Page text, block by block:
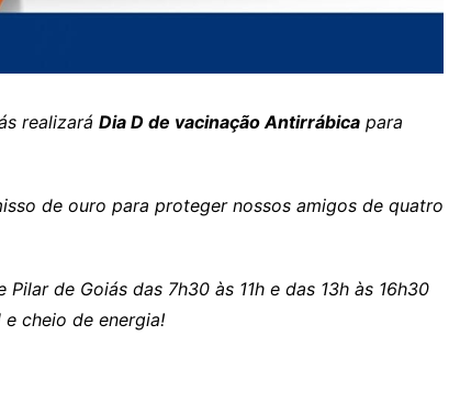
realizará Dia D de vacinação Antirrábica para
de ouro para proteger nossos amigos de quatro
de Goiás das 7h30 às 11h e das 13h às 16h30
cheio de energia!